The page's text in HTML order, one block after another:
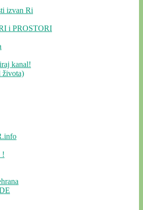
izvan Ri
i PROSTORI
kanal!
!